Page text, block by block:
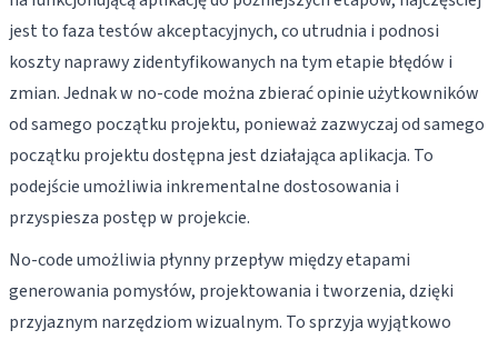
jest to faza testów akceptacyjnych, co utrudnia i podnosi
koszty naprawy zidentyfikowanych na tym etapie błędów i
zmian. Jednak w no-code można zbierać opinie użytkowników
od samego początku projektu, ponieważ zazwyczaj od samego
początku projektu dostępna jest działająca aplikacja. To
podejście umożliwia inkrementalne dostosowania i
przyspiesza postęp w projekcie.
No-code umożliwia płynny przepływ między etapami
generowania pomysłów, projektowania i tworzenia, dzięki
przyjaznym narzędziom wizualnym. To sprzyja wyjątkowo